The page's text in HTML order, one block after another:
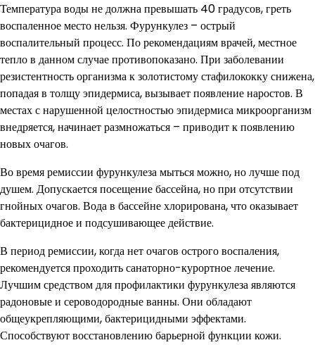
Температура воды не должна превышать 40 градусов, греть
воспаленное место нельзя. Фурункулез – острый
воспалительный процесс. По рекомендациям врачей, местное
тепло в данном случае противопоказано. При заболевании
резистентность организма к золотистому стафилококку снижена,
попадая в толщу эпидермиса, вызывает появление наростов. В
местах с нарушенной целостностью эпидермиса микроорганизм
внедряется, начинает размножаться – приводит к появлению
новых очагов.
Во время ремиссии фурункулеза мыться можно, но лучше под
душем. Допускается посещение бассейна, но при отсутствии
гнойных очагов. Вода в бассейне хлорирована, что оказывает
бактерицидное и подсушивающее действие.
В период ремиссии, когда нет очагов острого воспаления,
рекомендуется проходить санаторно-курортное лечение.
Лучшим средством для профилактики фурункулеза являются
радоновые и сероводородные ванны. Они обладают
общеукрепляющими, бактерицидными эффектами.
Способствуют восстановлению барьерной функции кожи.